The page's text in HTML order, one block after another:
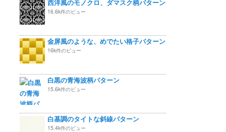
西洋風のモノクロ、ダマスク柄パターン
16.6k件のビュー
金屏風のような、めでたい格子パターン
16k件のビュー
白黒の青海波柄パターン
15.6k件のビュー
白基調のタイトな斜線パターン
15.4k件のビュー